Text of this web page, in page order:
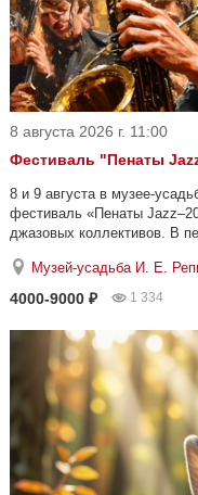
8 августа 2026 г. 11:00
Фестиваль "Пенаты
8 и 9 августа в музее-
фестиваль «Пенаты
джазовых коллективов. В
Музей-усадьба И. Е.
4000-9000 ₽ 1 334